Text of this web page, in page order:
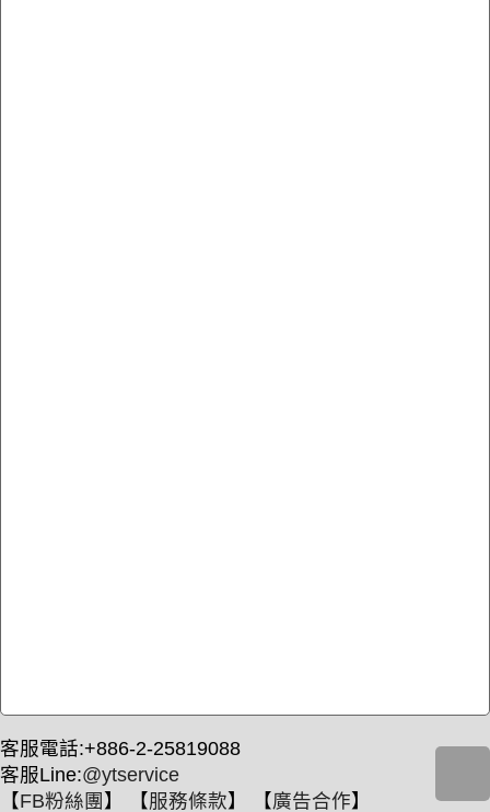
客服電話:+886-2-25819088
客服Line:@ytservice
【FB粉絲團 】 【服務條款】 【廣告合作】